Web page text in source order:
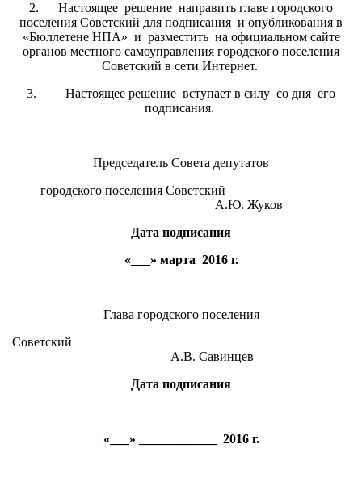
2. Настоящее решение направить главе городского
поселения Советский для подписания и опубликования в
«Бюллетене НПА» и разместить на официальном сайте
органов местного самоуправления городского поселения
Советский в сети Интернет.
3. Настоящее решение вступает в силу со дня его
подписания.
Председатель Совета депутатов
городского поселения Советский
А.Ю. Жуков
Дата подписания
«___» марта 2016 г.
Глава городского поселения
Советский
А.В. Савинцев
Дата подписания
«___» ____________ 2016 г.